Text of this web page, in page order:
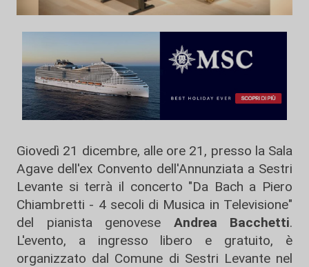
Giovedì 21 dicembre, alle ore 21, presso la Sala
Agave dell'ex Convento dell'Annunziata a Sestri
Levante si terrà il concerto "Da Bach a Piero
Chiambretti - 4 secoli di Musica in Televisione"
del pianista genovese Andrea Bacchetti.
L'evento, a ingresso libero e gratuito, è
organizzato dal Comune di Sestri Levante nel